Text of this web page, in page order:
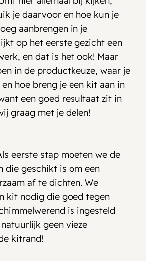
je daarvoor en hoe kun je
aanbrengen in je
op het eerste gezicht een
en dat is het ook! Maar
in de productkeuze, waar je
hoe breng je een kit aan in
een goed resultaat zit in
graag met je delen!
eerste stap moeten we de
die geschikt is om een
af te dichten. We
kit nodig die goed tegen
is ingesteld
geen vieze
kitrand!